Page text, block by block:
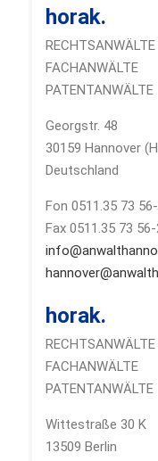
horak.
FACHANWÄLTE
PATENTANWÄLTE
Georgstr. 48
30159 Hannover
Deutschland
Fon 0511.35 73
Fax 0511.35 73
horak.
RECHTSANWÄLTE
FACHANWÄLTE
PATENTANWÄLTE
Wittestraße 30 K
13509 Berlin